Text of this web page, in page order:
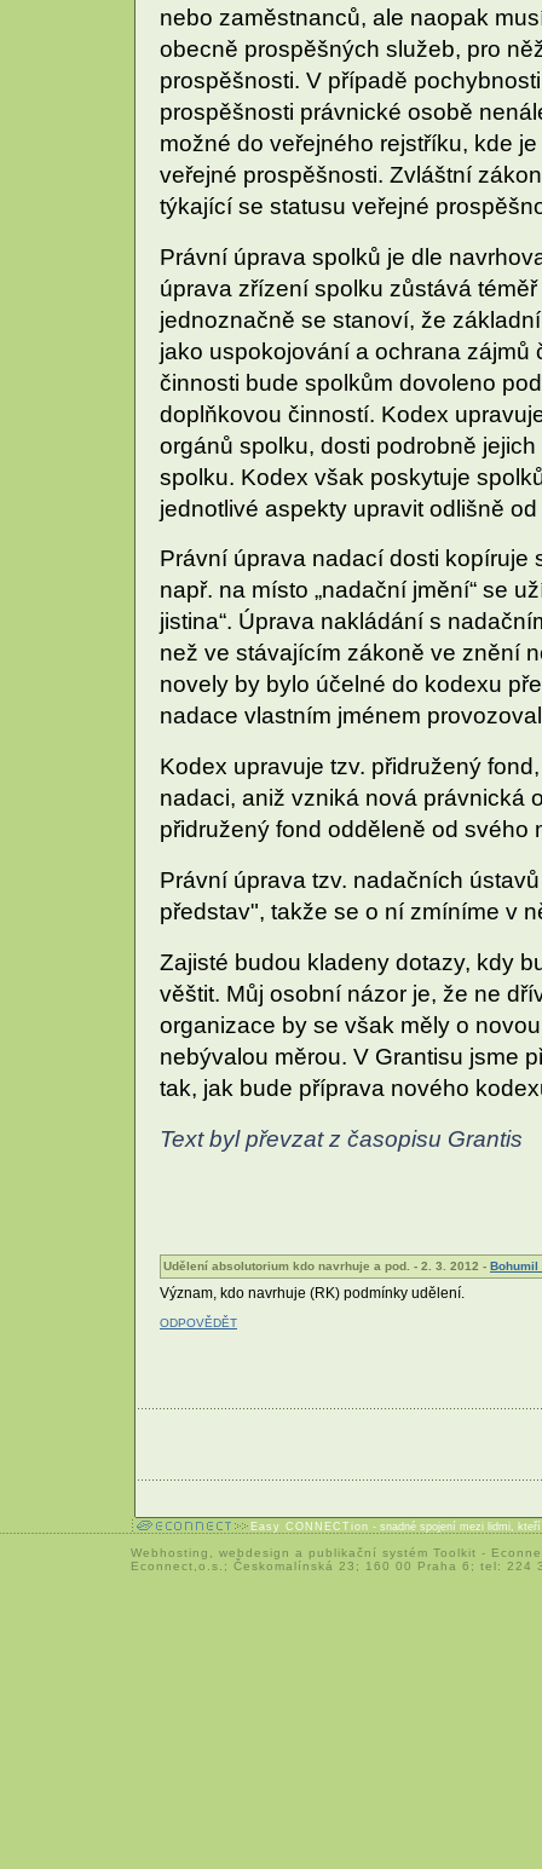
nebo zaměstnanců, ale naopak
obecně prospěšných služeb, pro
prospěšnosti. V případě
prospěšnosti právnické osobě
možné do veřejného rejstříku, kde
veřejné prospěšnosti. Zvláštní
týkající se statusu veřejné
Právní úprava spolků je dle
úprava zřízení spolku zůstává
jednoznačně se stanoví, že
jako uspokojování a ochrana zájmů
činnosti bude spolkům dovoleno
doplňkovou činností. Kodex
orgánů spolku, dosti podrobně
spolku. Kodex však poskytuje
jednotlivé aspekty upravit odlišně
Právní úprava nadací dosti
např. na místo „nadační jmění“ se
jistina“. Úprava nakládání s
než ve stávajícím zákoně ve znění
novely by bylo účelné do kodexu
nadace vlastním jménem
Kodex upravuje tzv. přidružený
nadaci, aniž vzniká nová právnická
přidružený fond odděleně od svého
Právní úprava tzv. nadačních
představ", takže se o ní zmíníme v
Zajisté budou kladeny dotazy, kdy
věštit. Můj osobní názor je, že ne
organizace by se však měly o
nebývalou měrou. V Grantisu jsme
tak, jak bude příprava nového
Text byl převzat z časopisu Grantis
Udělení absolutorium kdo navrhuje a pod. - 2. 3. 2012 - Bohumil
Význam, kdo navrhuje (RK) podmínky udělení.
ODPOVĚDĚT
Easy CONNECTion - snadné spojení mezi lidmi,
Webhosting webdesign a publikační systém Toolkit -
Econnect,o.s.; Českomalínská 23; 160 00 Praha 6; tel: 224